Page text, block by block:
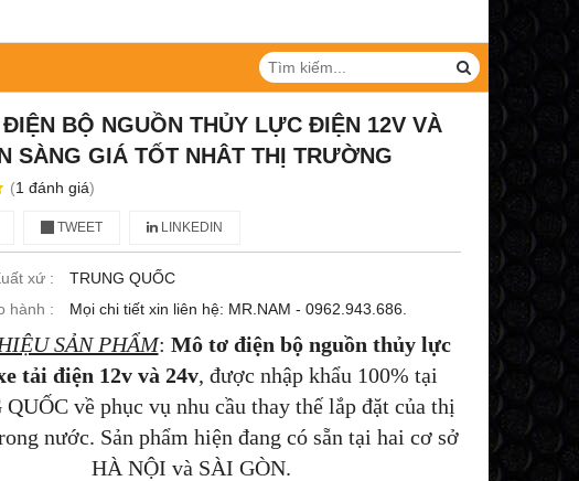
BỘ NGUỒN THỦY LỰC ĐIỆN 12V VÀ
SÀNG GIÁ TỐT NHÂT THỊ TRƯỜNG
(1 đánh giá)
TWEET LINKEDIN
xứ :
TRUNG QUỐC
hành :
Mọi chi tiết xin liên hệ: MR.NAM - 0962.943.686.
SẢN PHẨM: Mô tơ điện bộ nguồn thủy lực
tải điện 12v và 24v, được nhập khẩu 100% tại
về phục vụ nhu cầu thay thế lắp đặt của thị
nước. Sản phẩm hiện đang có sẵn tại hai cơ sở
HÀ NỘI và SÀI GÒN.